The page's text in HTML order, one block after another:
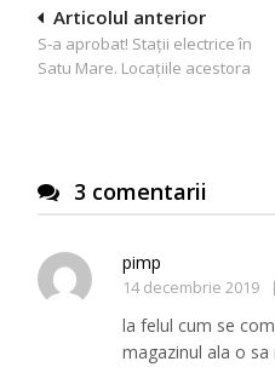
Navigare
în
Articolul anterior
S-a aprobat! Staţii electrice în
Satu Mare. Locaţiile acestora
3 comentarii
pimp
14 decembrie 2019
la felul cum se
magazinul ala o